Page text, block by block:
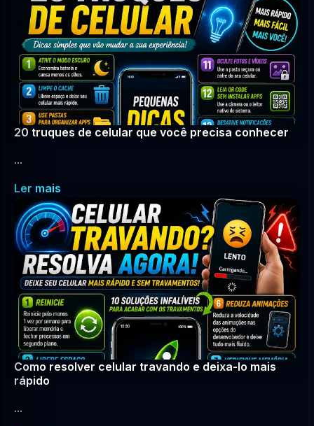
20 truques de celular que você precisa conhecer
...
Ler mais
Como resolver celular travando e deixa-lo mais
rápido
...